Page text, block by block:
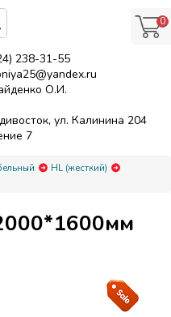
238-31-55
О.И.
ул. Калинина 204
7
0
HL (жесткий)